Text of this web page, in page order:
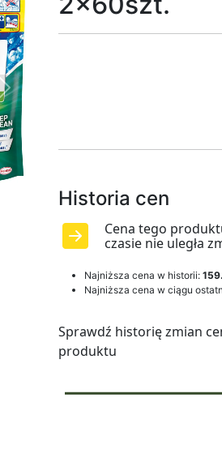
Next
Historia cen
Cena tego
czasie nie uległa
Najniższa cena w historii:
Najniższa cena w ciągu
Sprawdź historię zmian
produktu